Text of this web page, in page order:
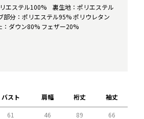
エステル100% 裏生地：ポリエステル
分：ポリエステル95% ポリウレタン
ダウン80% フェザー20%
バスト 肩幅 裄丈 袖丈
61 46 89
66